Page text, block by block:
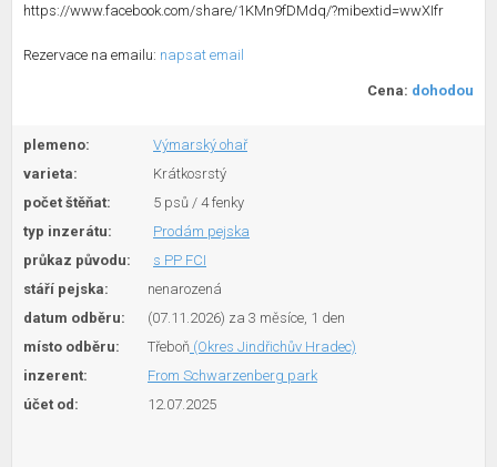
https://www.facebook.com/share/1KMn9fDMdq/?mibextid=wwXIfr
Rezervace na emailu: napsat email
Cena: dohodou
plemeno:
Výmarský ohař
varieta:
Krátkosrstý
počet štěňat:
5 psů / 4 fenky
typ inzerátu:
Prodám pejska
průkaz původu:
s PP FCI
stáří pejska:
nenarozená
datum odběru:
(07.11.2026) za 3 měsíce, 1 den
místo odběru:
Třeboň (Okres Jindřichův Hradec)
inzerent:
From Schwarzenberg park
účet od:
12.07.2025